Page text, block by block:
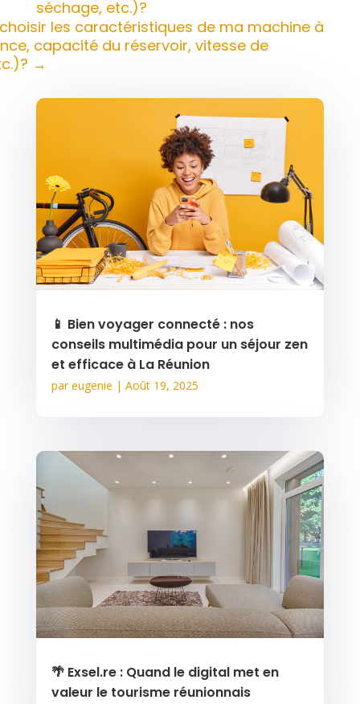
séchage, etc.)?
les caractéristiques de ma machine à
capacité du réservoir, vitesse de
→
📱 Bien voyager connecté : nos
conseils multimédia pour un séjour zen
et efficace à La Réunion
pareugenie | Août 19, 2025
🌴 Exsel.re : Quand le digital met en
valeur le tourisme réunionnais